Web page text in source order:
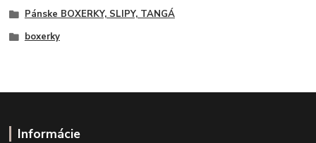
Pánske BOXERKY, SLIPY, TANGÁ
boxerky
Informácie